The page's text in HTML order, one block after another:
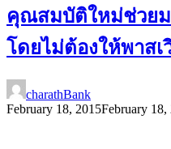
คุณสมบัติใหม่ช่วยม
โดยไม่ต้องให้พาสเ
charathBank
February 18, 2015February 18,